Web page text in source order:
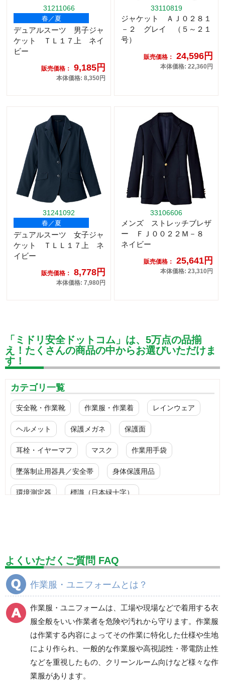
31211066
春／夏
デュアルスーツ 男子ジャ
ケット ＴＬ１７上 ネイ
ビー
販売価格： 9,185円
本体価格: 8,350円
33110819
ジャケット ＡＪ０２８１
－２ グレイ （５～２１
号）
販売価格： 24,596円
本体価格: 22,360円
31241092
春／夏
デュアルスーツ 女子ジャ
ケット ＴＬＬ１７上 ネ
イビー
販売価格： 8,778円
本体価格: 7,980円
33106606
メンズ ストレッチブレザ
ー ＦＪ００２２Ｍ－８
ネイビー
販売価格： 25,641円
本体価格: 23,310円
「ミドリ安全ドットコム」は、5万点の品揃
え！たくさんの商品の中からお選びいただけま
す！
カテゴリ一覧
安全靴・作業靴 作業服・作業着 レインウェア
ヘルメット 保護メガネ 保護面
耳栓・イヤーマフ マスク 作業用手袋
墜落制止用器具／安全帯 身体保護用品
環境測定器 標識（日本緑十字）
設備用品・作業補助用品 工事作業用品
分煙対策機器
電気保守用品 ワイパー クリーンルーム対策用品
防災グッズ（防災セット） 救急医療品
健康管理器具 季節商品 ウイルス対策用品
商品カテゴリ一覧
よくいただくご質問 FAQ
作業服・ユニフォームとは？
作業服・ユニフォームは、工場や現場などで着用する衣
服全般をいい作業者を危険や汚れから守ります。作業服
は作業する内容によってその作業に特化した仕様や生地
により作られ、一般的な作業服や高視認性・帯電防止性
などを重視したもの、クリーンルーム向けなど様々な作
業服があります。